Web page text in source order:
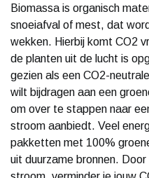
Biomassa is organisch
snoeiafval of mest, dat
wekken. Hierbij komt CO2
de planten uit de lucht is
gezien als een CO2-
wilt bijdragen aan een
om over te stappen naar
stroom aanbiedt. Veel
pakketten met 100%
uit duurzame bronnen.